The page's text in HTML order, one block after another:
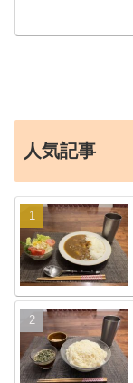
人気記事